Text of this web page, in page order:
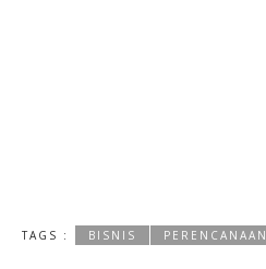
TAGS : BISNIS PERENCANAAN